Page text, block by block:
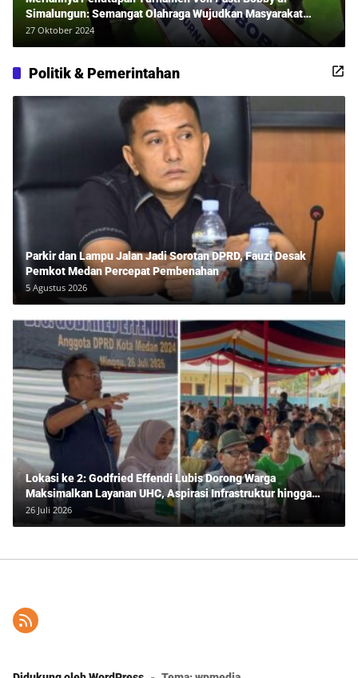
Simalungun: Semangat Olahraga Wujudkan Masyarakat
Sehat Bersama Erwan Rozadi dan Ribuan Penonton!
27 Oktober 2024
Politik & Pemerintahan
Parkir dan Lampu Jalan Jadi Sorotan DPRD, Fauzi Desak
Pemkot Medan Percepat Pembenahan
5 Agustus 2026
Lokasi ke 2: Godfried Effendi Lubis Dorong Warga
Maksimalkan Layanan UHC, Aspirasi Infrastruktur hingga
Pendidikan Mengemuka dalam Reses Medan Amplas
26 Juli 2026